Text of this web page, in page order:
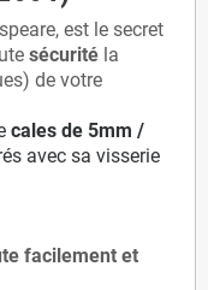
est le secret
sécurité la
de votre
cales de 5mm /
avec sa visserie
facilement et